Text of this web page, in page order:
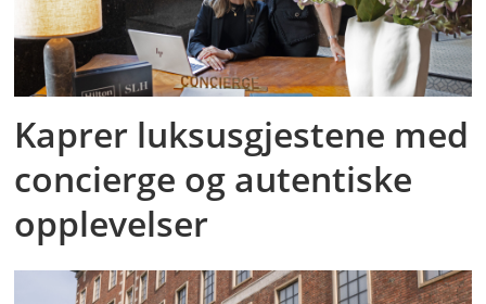
Kaprer luksusgjestene med
concierge og autentiske
opplevelser